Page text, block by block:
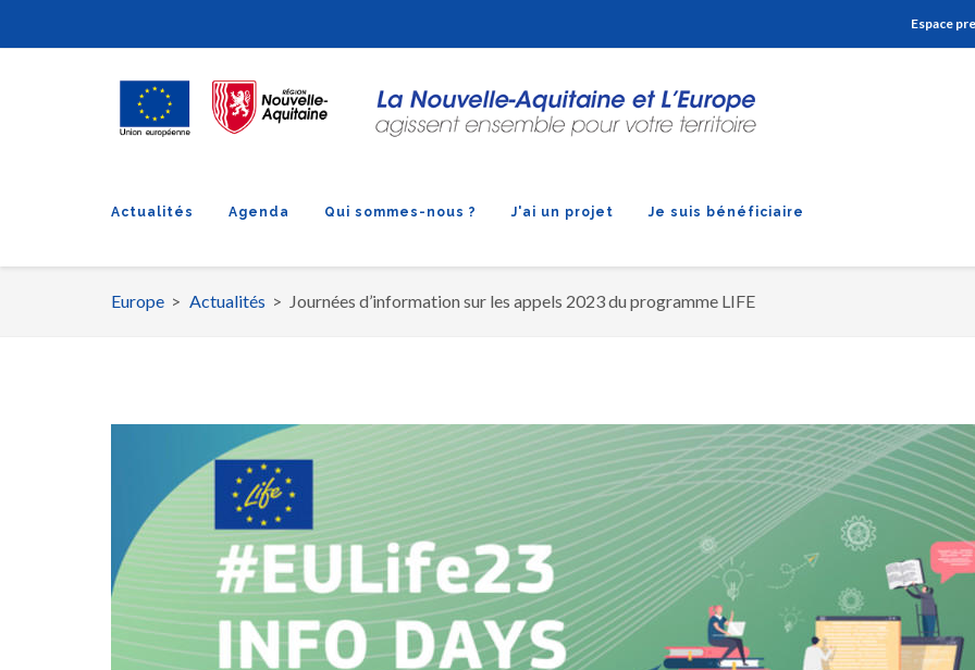
Espace
Actualités Agenda Qui sommes-nous ? J'ai un projet Je suis bénéficiaire
Fil
Europe Actualités Journées d’information sur les appels 2023 du programme LIFE